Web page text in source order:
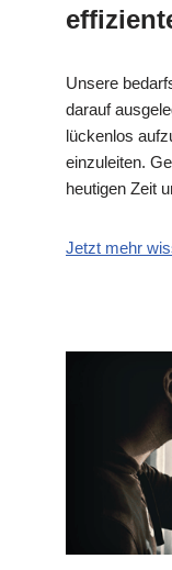
Unsere
darauf
lückenlos
einzuleiten.
heutigen Zeit
Jetzt mehr